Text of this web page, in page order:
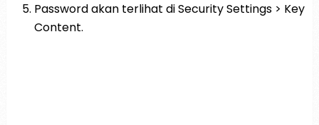
Password akan terlihat di Security Settings > Key
Content.